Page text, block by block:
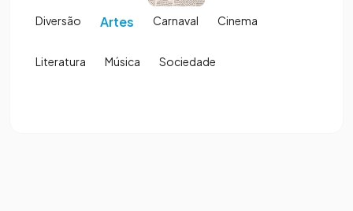
Diversão Artes Carnaval Cinema
Literatura Música Sociedade